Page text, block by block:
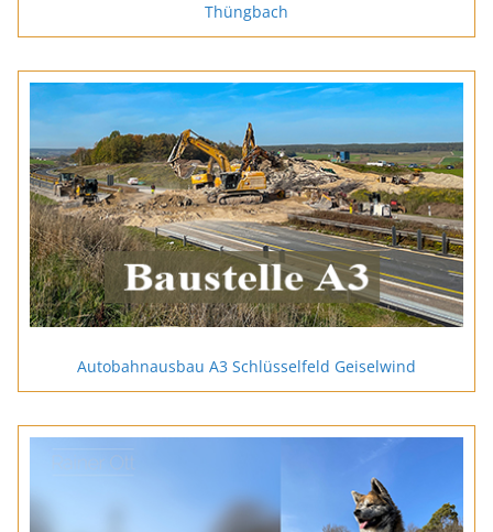
Thüngbach
Autobahnausbau A3 Schlüsselfeld Geiselwind